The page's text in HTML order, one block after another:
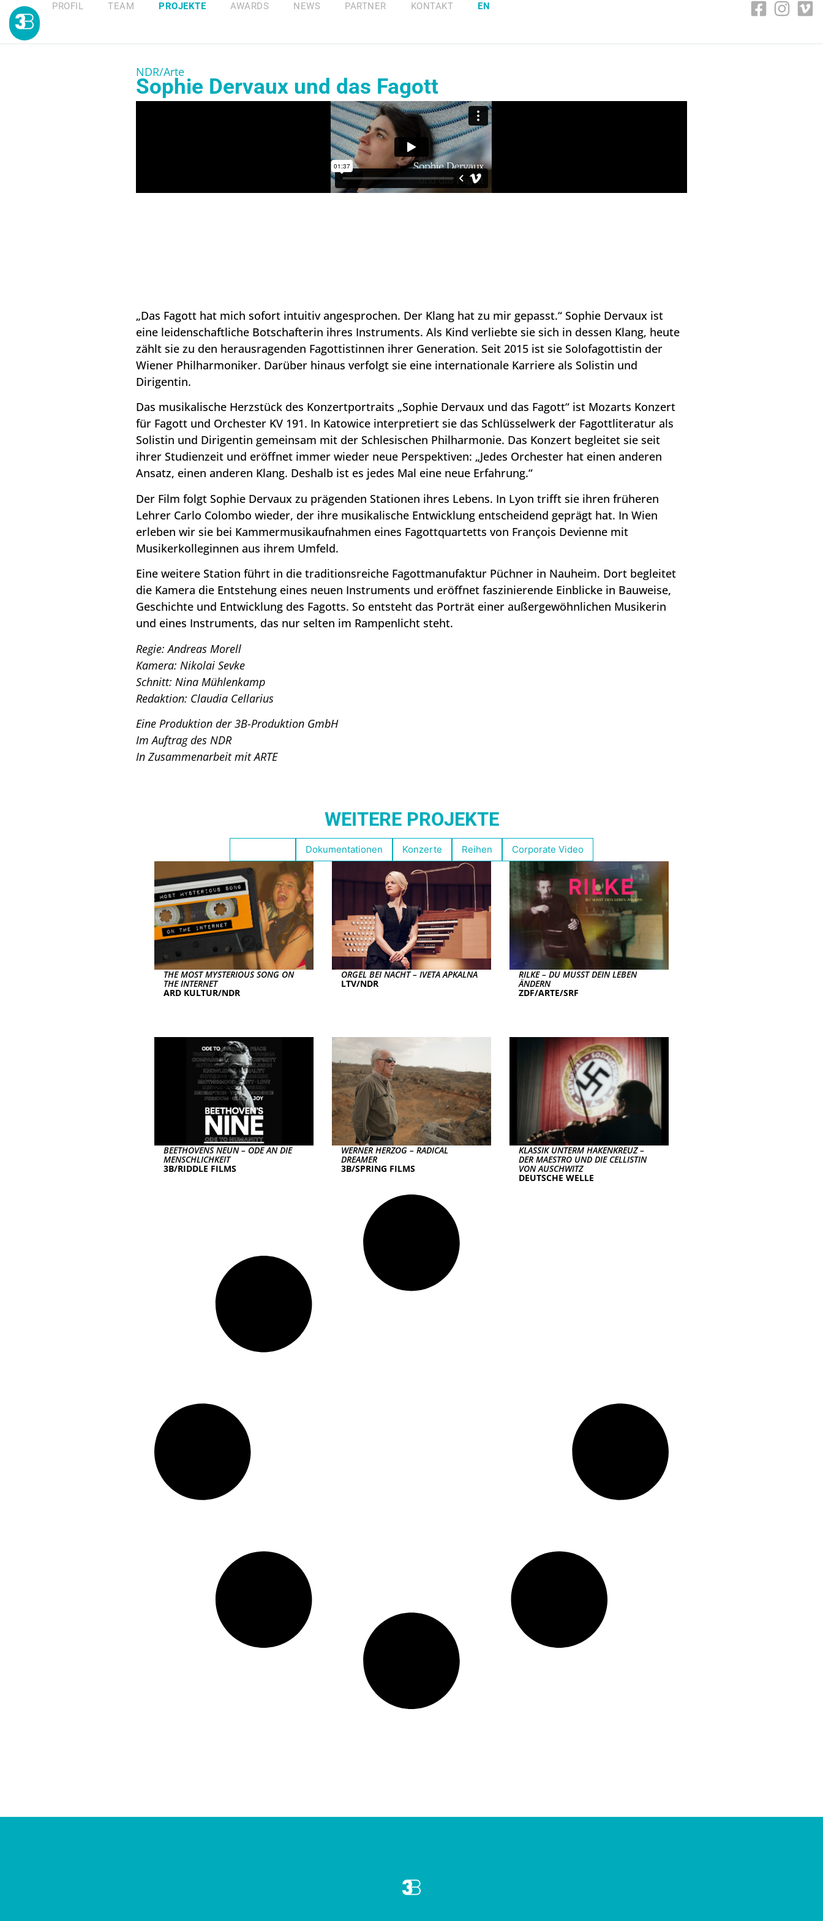
PROFIL TEAM PROJEKTE AWARDS NEWS PARTNER KONTAKT EN
NDR/Arte
Sophie Dervaux und das Fagott
„Das Fagott hat mich sofort intuitiv angesprochen. Der Klang hat zu mir gepasst.“ Sophie Dervaux ist
eine leidenschaftliche Botschafterin ihres Instruments. Als Kind verliebte sie sich in dessen Klang, heute
zählt sie zu den herausragenden Fagottistinnen ihrer Generation. Seit 2015 ist sie Solofagottistin der
Wiener Philharmoniker. Darüber hinaus verfolgt sie eine internationale Karriere als Solistin und
Dirigentin.
Das musikalische Herzstück des Konzertportraits „Sophie Dervaux und das Fagott“ ist Mozarts Konzert
für Fagott und Orchester KV 191. In Katowice interpretiert sie das Schlüsselwerk der Fagottliteratur als
Solistin und Dirigentin gemeinsam mit der Schlesischen Philharmonie. Das Konzert begleitet sie seit
ihrer Studienzeit und eröffnet immer wieder neue Perspektiven: „Jedes Orchester hat einen anderen
Ansatz, einen anderen Klang. Deshalb ist es jedes Mal eine neue Erfahrung.“
Der Film folgt Sophie Dervaux zu prägenden Stationen ihres Lebens. In Lyon trifft sie ihren früheren
Lehrer Carlo Colombo wieder, der ihre musikalische Entwicklung entscheidend geprägt hat. In Wien
erleben wir sie bei Kammermusikaufnahmen eines Fagottquartetts von François Devienne mit
Musikerkolleginnen aus ihrem Umfeld.
Eine weitere Station führt in die traditionsreiche Fagottmanufaktur Püchner in Nauheim. Dort begleitet
die Kamera die Entstehung eines neuen Instruments und eröffnet faszinierende Einblicke in Bauweise,
Geschichte und Entwicklung des Fagotts. So entsteht das Porträt einer außergewöhnlichen Musikerin
und eines Instruments, das nur selten im Rampenlicht steht.
Regie: Andreas Morell
Kamera: Nikolai Sevke
Schnitt: Nina Mühlenkamp
Redaktion: Claudia Cellarius
Eine Produktion der 3B-Produktion GmbH
Im Auftrag des NDR
In Zusammenarbeit mit ARTE
WEITERE PROJEKTE
Dokumentationen Konzerte Reihen Corporate Video
THE MOST MYSTERIOUS SONG ON
THE INTERNET
ARD KULTUR/NDR
ORGEL BEI NACHT – IVETA APKALNA
LTV/NDR
RILKE – DU MUSST DEIN LEBEN
ÄNDERN
ZDF/ARTE/SRF
BEETHOVENS NEUN – ODE AN DIE
MENSCHLICHKEIT
3B/RIDDLE FILMS
WERNER HERZOG – RADICAL
DREAMER
3B/SPRING FILMS
KLASSIK UNTERM HAKENKREUZ –
DER MAESTRO UND DIE CELLISTIN
VON AUSCHWITZ
DEUTSCHE WELLE